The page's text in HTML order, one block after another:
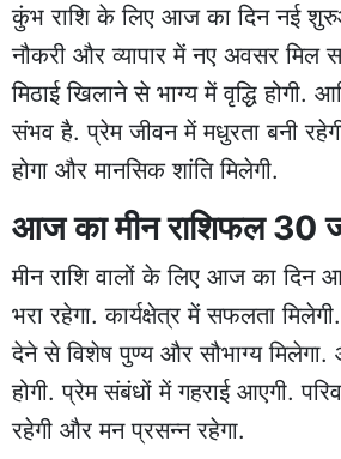
कुंभ राशि के लिए आज का दिन नई
नौकरी और व्यापार में नए अवसर
मिठाई खिलाने से भाग्य में वृद्धि होगी.
संभव है. प्रेम जीवन में मधुरता बनी
होगा और मानसिक शांति मिलेगी.
आज का मीन राशिफल 30
मीन राशि वालों के लिए आज का दिन
भरा रहेगा. कार्यक्षेत्र में सफलता
देने से विशेष पुण्य और सौभाग्य मिलेगा.
होगी. प्रेम संबंधों में गहराई आएगी.
रहेगी और मन प्रसन्न रहेगा.